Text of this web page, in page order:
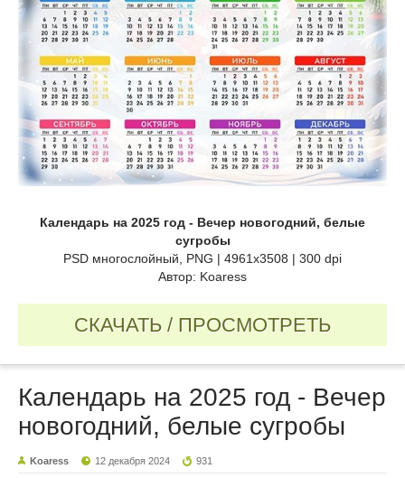
Календарь на 2025 год - Вечер новогодний, белые
сугробы
PSD многослойный, PNG | 4961x3508 | 300 dpi
Автор: Koaress
СКАЧАТЬ / ПРОСМОТРЕТЬ
Календарь на 2025 год - Вечер
новогодний, белые сугробы
Koaress 12 декабря 2024 931